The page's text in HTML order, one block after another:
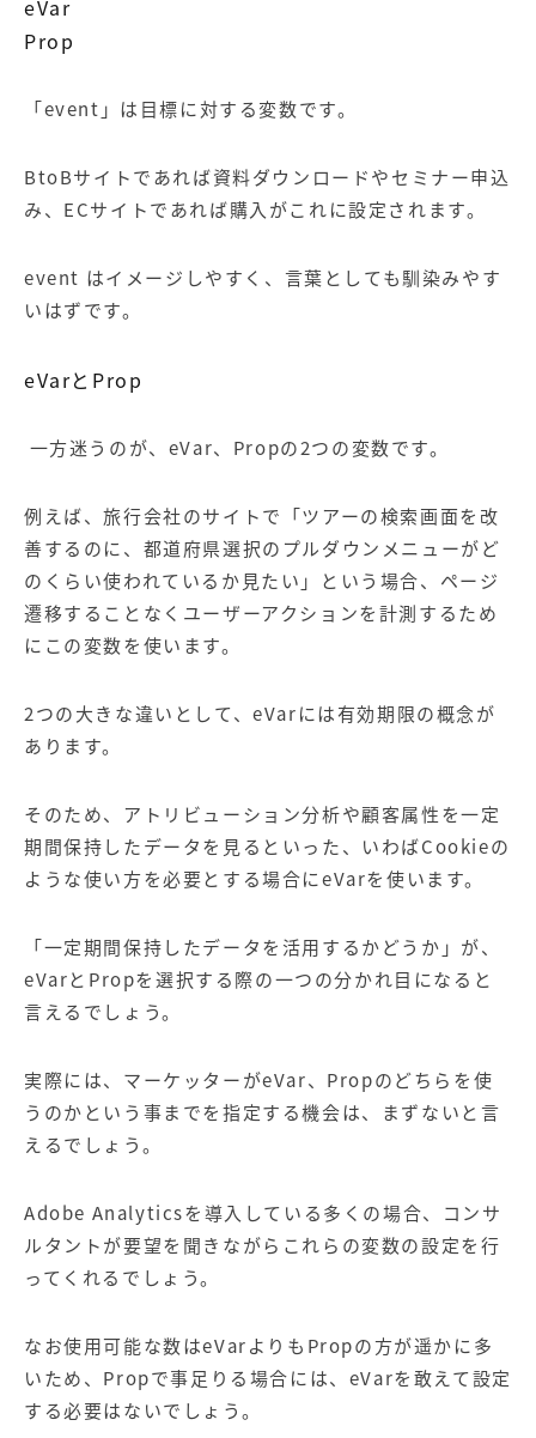
eVar
Prop
「event」は目標に対する変数です。
BtoBサイトであれば資料ダウンロードやセミナー申込
み、ECサイトであれば購入がこれに設定されます。
event はイメージしやすく、言葉としても馴染みやす
いはずです。
eVarとProp
一方迷うのが、eVar、Propの2つの変数です。
例えば、旅行会社のサイトで「ツアーの検索画面を改
善するのに、都道府県選択のプルダウンメニューがど
のくらい使われているか見たい」という場合、ページ
遷移することなくユーザーアクションを計測するため
にこの変数を使います。
2つの大きな違いとして、eVarには有効期限の概念が
あります。
そのため、アトリビューション分析や顧客属性を一定
期間保持したデータを見るといった、いわばCookieの
ような使い方を必要とする場合にeVarを使います。
「一定期間保持したデータを活用するかどうか」が、
eVarとPropを選択する際の一つの分かれ目になると
言えるでしょう。
実際には、マーケッターがeVar、Propのどちらを使
うのかという事までを指定する機会は、まずないと言
えるでしょう。
Adobe Analyticsを導入している多くの場合、コンサ
ルタントが要望を聞きながらこれらの変数の設定を行
ってくれるでしょう。
なお使用可能な数はeVarよりもPropの方が遥かに多
いため、Propで事足りる場合には、eVarを敢えて設定
する必要はないでしょう。